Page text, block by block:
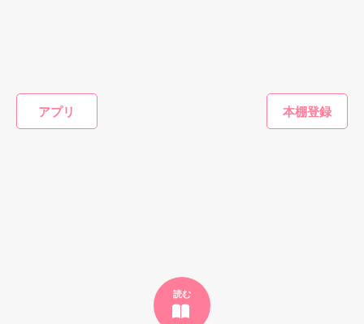
アプリ
読む
彼はあの晩の紳士とは似ても似つかない
と……
おうぎまちこ（あ
きたこまち）／著